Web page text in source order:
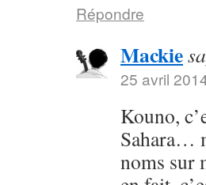
Répondre
Mackie
25 avril
Kouno,
Sahara…
noms sur